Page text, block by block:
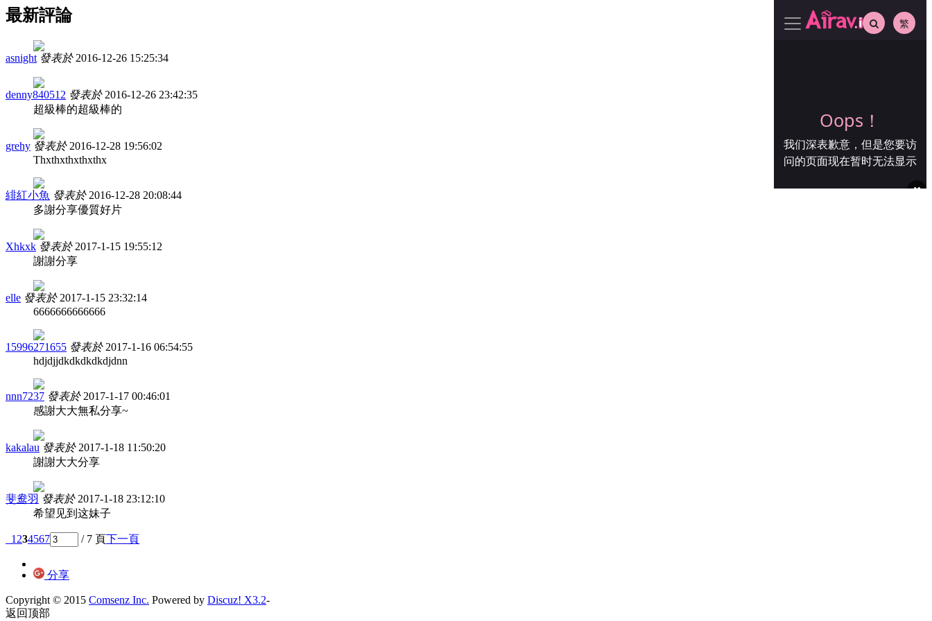
最新評論
asnight 發表於 2016-12-26 15:25:34
denny840512 發表於 2016-12-26 23:42:35
超級棒的超級棒的
grehy 發表於 2016-12-28 19:56:02
Thxthxthxthxthx
緋紅小魚 發表於 2016-12-28 20:08:44
多謝分享優質好片
Xhkxk 發表於 2017-1-15 19:55:12
謝謝分享
elle 發表於 2017-1-15 23:32:14
6666666666666
15996271655 發表於 2017-1-16 06:54:55
hdjdjjdkdkdkdkdjdnn
nnn7237 發表於 2017-1-17 00:46:01
感謝大大無私分享~
kakalau 發表於 2017-1-18 11:50:20
謝謝大大分享
斐鸯羽 發表於 2017-1-18 23:12:10
希望见到这妹子
1 234567 / 7 頁下一頁
分享
Copyright © 2015 Comsenz Inc. Powered by Discuz! X3.2-
返回顶部